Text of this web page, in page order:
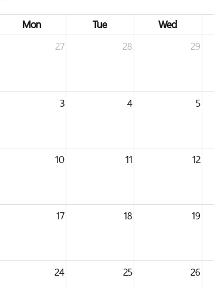
Mon Tue Wed
27 28 29
3 4 5
10 11 12
17 18 19
24 25 26